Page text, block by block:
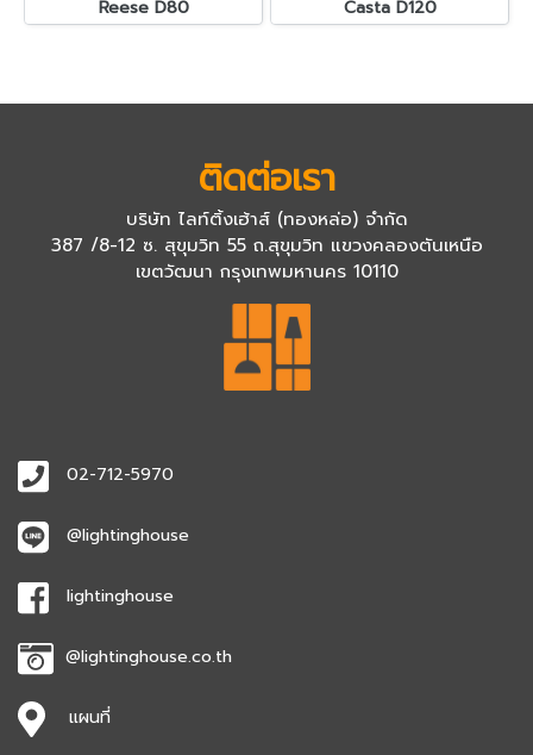
Reese D80 Casta D120
ติดต่อเรา
บริษัท ไลท์ติ้งเฮ้าส์ (ทองหล่อ) จำกัด
387 /8-12 ซ. สุขุมวิท 55 ถ.สุขุมวิท แขวงคลองตันเหนือ
เขตวัฒนา กรุงเทพมหานคร 10110
02-712-5970
@lightinghouse
lightinghouse
@lightinghouse.co.th
แผนที่